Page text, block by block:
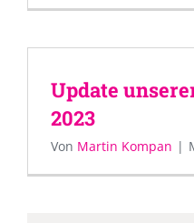
Update
2023
Von Martin Kompan |